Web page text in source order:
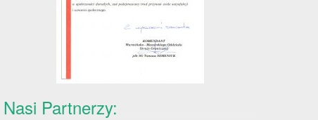
Nasi Partnerzy: